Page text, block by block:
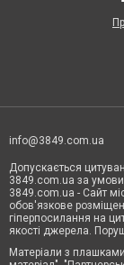
info@3849.com.ua
Допускається
3849.com.ua за
3849.com.ua - Сайт
обов'язкове
гіперпосилання на
якості джерела.
Матеріали з